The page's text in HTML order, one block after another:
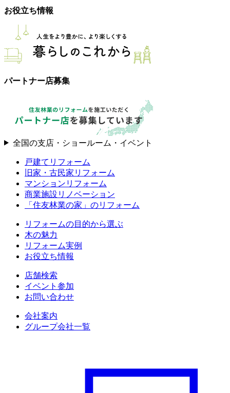
お役立ち情報
パートナー店募集
全国の支店・ショールーム・イベント
戸建てリフォーム
旧家・古民家リフォーム
マンションリフォーム
商業施設リノベーション
「住友林業の家」のリフォーム
リフォームの目的から選ぶ
木の魅力
リフォーム実例
お役立ち情報
店舗検索
イベント参加
お問い合わせ
会社案内
グループ会社一覧